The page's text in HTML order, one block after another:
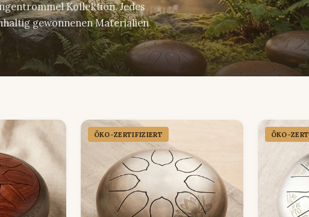
Kollektion. Jedes
gewonnenen Materialien
ÖKO-ZERTIFIZIERT ÖKO-